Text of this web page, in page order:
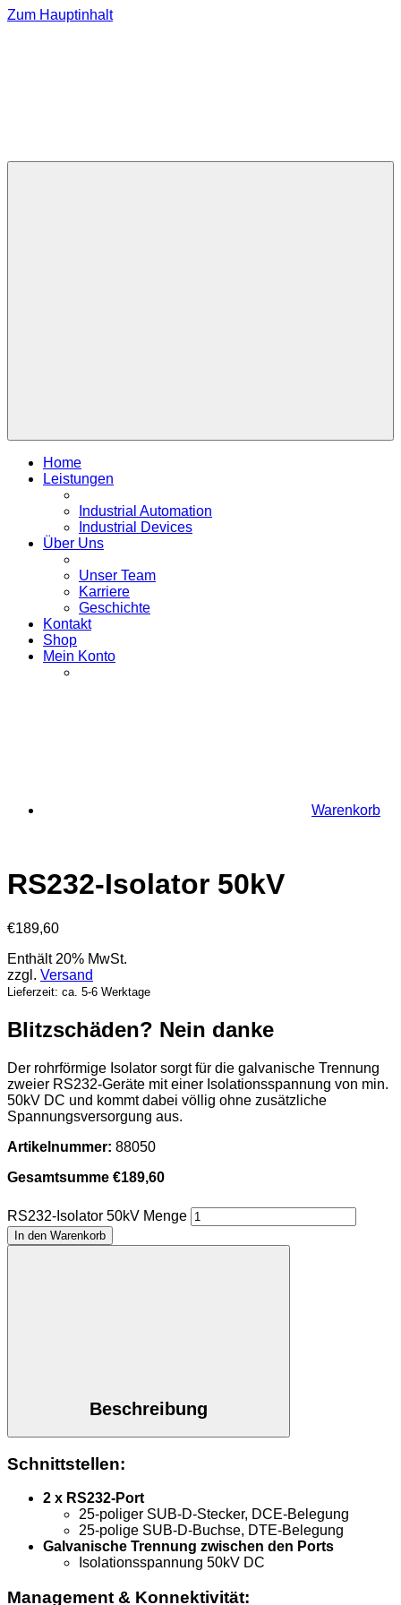
Zum Hauptinhalt
Home
Leistungen
Industrial Automation
Industrial Devices
Über Uns
Unser Team
Karriere
Geschichte
Kontakt
Shop
Mein Konto
Warenkorb
RS232-Isolator 50kV
€189,60
Enthält 20% MwSt.
zzgl. Versand
Lieferzeit: ca. 5-6 Werktage
Blitzschäden? Nein danke
Der rohrförmige Isolator sorgt für die galvanische Trennung
zweier RS232-Geräte mit einer Isolationsspannung von min.
50kV DC und kommt dabei völlig ohne zusätzliche
Spannungsversorgung aus.
Artikelnummer: 88050
Gesamtsumme €189,60
RS232-Isolator 50kV Menge
In den Warenkorb
Beschreibung
Schnittstellen:
2 x RS232-Port
25-poliger SUB-D-Stecker, DCE-Belegung
25-polige SUB-D-Buchse, DTE-Belegung
Galvanische Trennung zwischen den Ports
Isolationsspannung 50kV DC
Management & Konnektivität: